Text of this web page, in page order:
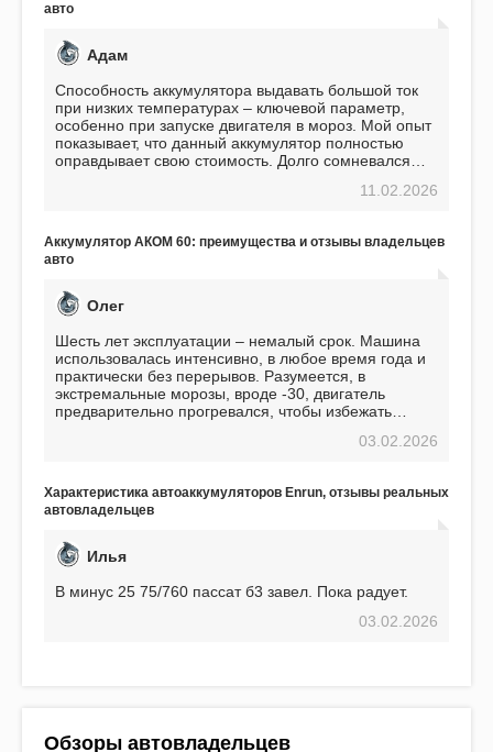
авто
Адам
Способность аккумулятора выдавать большой ток
при низких температурах – ключевой параметр,
особенно при запуске двигателя в мороз. Мой опыт
показывает, что данный аккумулятор полностью
оправдывает свою стоимость. Долго сомневался
пожалел. Считаю, что это отличное вложение,11.02.2026
Аккумулятор АКОМ 60: преимущества и отзывы владельцев
авто
Олег
Шесть лет эксплуатации – немалый срок. Машина
использовалась интенсивно, в любое время года и
практически без перерывов. Разумеется, в
экстремальные морозы, вроде -30, двигатель
предварительно прогревался, чтобы избежать
использования не было ни единой поломки,
EFB 75. Судя по характеристикам, он даже
превосходит предыдущую модель.
03.02.2026
Характеристика автоаккумуляторов Enrun, отзывы реальных
автовладельцев
Илья
В минус 25 75/760 пассат б3 завел. Пока радует.
03.02.2026
Обзоры автовладельцев